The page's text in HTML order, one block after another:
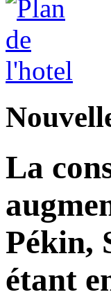
La
Pékin,
étant